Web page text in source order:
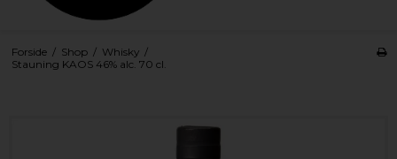
Forside / Shop / Whisky /
Stauning KAOS 46% alc. 70 cl.